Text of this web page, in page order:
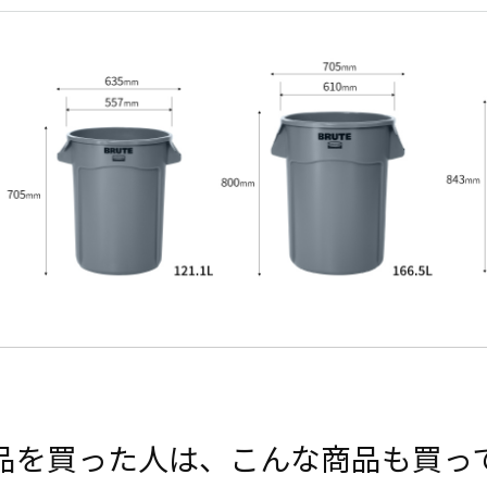
を買った人は、こんな商品も買っ